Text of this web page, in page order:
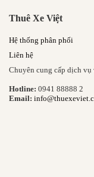
Thuê Xe Việt
Hệ thống phân phối
Liên hệ
Chuyên cung cấp dịch vụ
Hotline: 0941 88888 2
Email: